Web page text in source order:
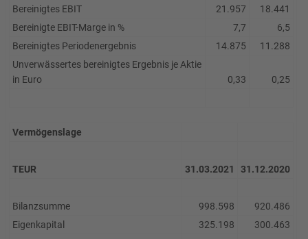
Bereinigtes EBIT
21.957
18.441
Bereinigte EBIT-Marge in %
7,7
6,5
Bereinigtes Periodenergebnis
14.875
11.288
Unverwässertes bereinigtes Ergebnis je Aktie
in Euro
0,33 0,25
Vermögenslage
TEUR 31.03.2021 31.12.2020
Bilanzsumme 998.598
920.486
Eigenkapital
325.198
300.463